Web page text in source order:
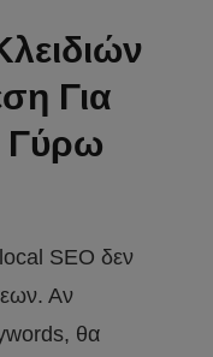
Για
Γύρω
SEO δεν
Αν
θα